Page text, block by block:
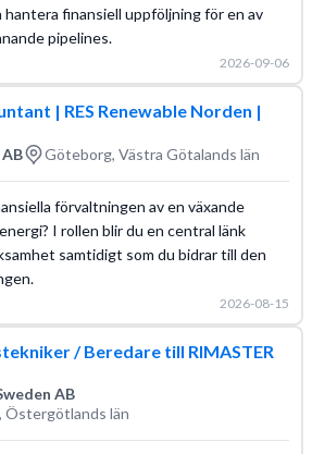
finansiell uppföljning för en av
pipelines.
2026-09-06
| RES Renewable Norden |
Göteborg, Västra Götalands län
förvaltningen av en växande
I rollen blir du en central länk
samtidigt som du bidrar till den
2026-08-15
/ Beredare till RIMASTER
AB
Östergötlands län